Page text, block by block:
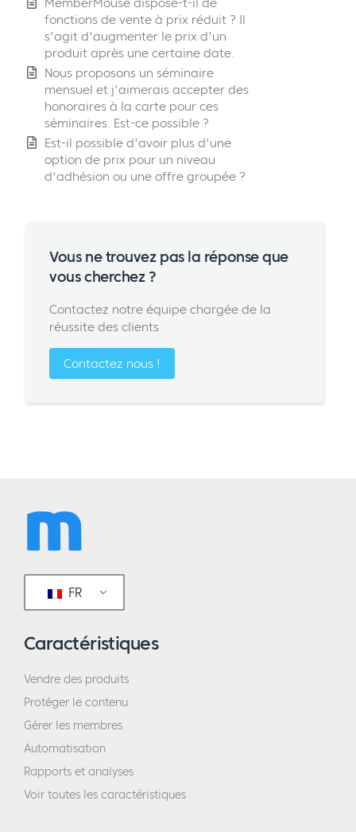
MemberMouse dispose-t-il de
fonctions de vente à prix réduit ? Il
s'agit d'augmenter le prix d'un
produit après une certaine date.
Nous proposons un séminaire
mensuel et j'aimerais accepter des
honoraires à la carte pour ces
séminaires. Est-ce possible ?
Est-il possible d'avoir plus d'une
option de prix pour un niveau
d'adhésion ou une offre groupée ?
Vous ne trouvez pas la réponse que
vous cherchez ?
Contactez notre équipe chargée de la
réussite des clients
Contactez nous !
FR
Caractéristiques
Vendre des produits
Protéger le contenu
Gérer les membres
Automatisation
Rapports et analyses
Voir toutes les caractéristiques